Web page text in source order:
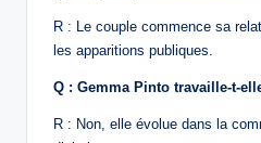
R : Le couple commence sa
les apparitions publiques.
Q : Gemma Pinto travaille-t-
R : Non, elle évolue dans la